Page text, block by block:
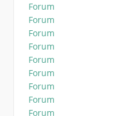
Forum
Forum
Forum
Forum
Forum
Forum
Forum
Forum
Forum